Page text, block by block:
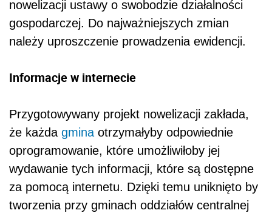
nowelizacji ustawy o swobodzie działalności
gospodarczej. Do najważniejszych zmian
należy uproszczenie prowadzenia ewidencji.
Informacje w internecie
Przygotowywany projekt nowelizacji zakłada,
że każda gmina otrzymałyby odpowiednie
oprogramowanie, które umożliwiłoby jej
wydawanie tych informacji, które są dostępne
za pomocą internetu. Dzięki temu uniknięto by
tworzenia przy gminach oddziałów centralnej